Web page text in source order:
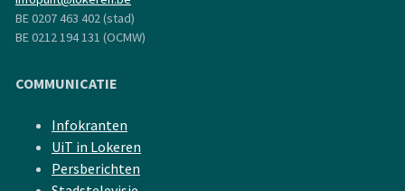
BE 0207 463 402 (stad)
BE 0212 194 131 (OCMW)
COMMUNICATIE
Infokranten
UiT in Lokeren
Persberichten